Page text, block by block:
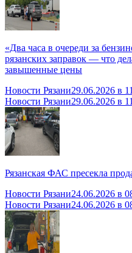
«Два часа в очереди за
рязанских заправок — что
завышенные цены
Новости Рязани29.06.2026 в
Новости Рязани29.06.2026 в
Рязанская ФАС пресекла
Новости Рязани24.06.2026 в
Новости Рязани24.06.2026 в